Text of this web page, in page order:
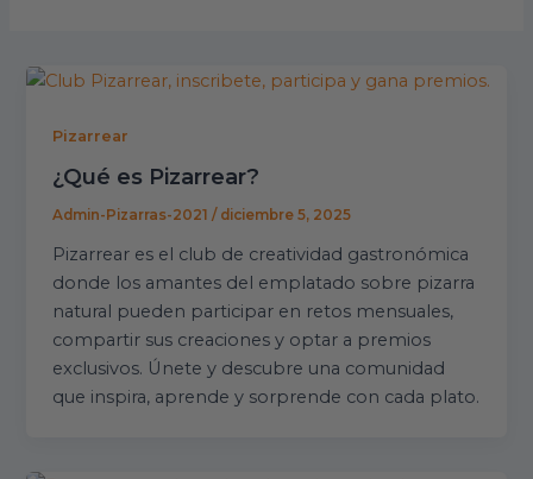
Pizarrear
¿Qué es Pizarrear?
Admin-Pizarras-2021/ diciembre 5, 2025
Pizarrear es el club de creatividad gastronómica
donde los amantes del emplatado sobre pizarra
natural pueden participar en retos mensuales,
compartir sus creaciones y optar a premios
exclusivos. Únete y descubre una comunidad
que inspira, aprende y sorprende con cada plato.